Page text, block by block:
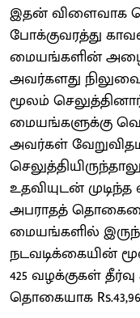
இதன் விளைவாக
போக்குவரத்து
மையங்களின்
அவர்களது
மூலம்
மையங்களுக்கு
அவர்கள்
உதவியுடன்
அபராதத்
மையங்களில்
நடவடிக்கையின்
425 வழக்குகள்
தொகையாக